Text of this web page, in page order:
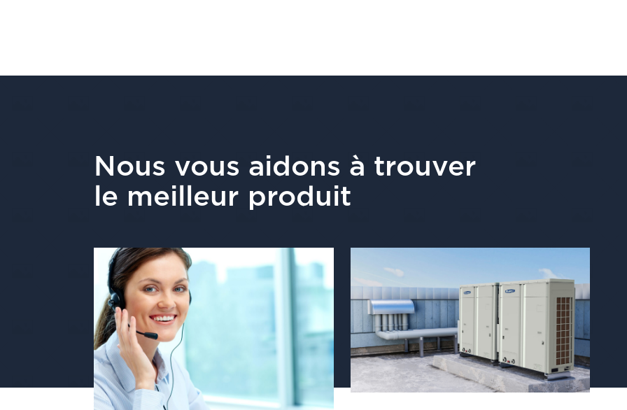
Nous vous aidons à trouver
le meilleur produit